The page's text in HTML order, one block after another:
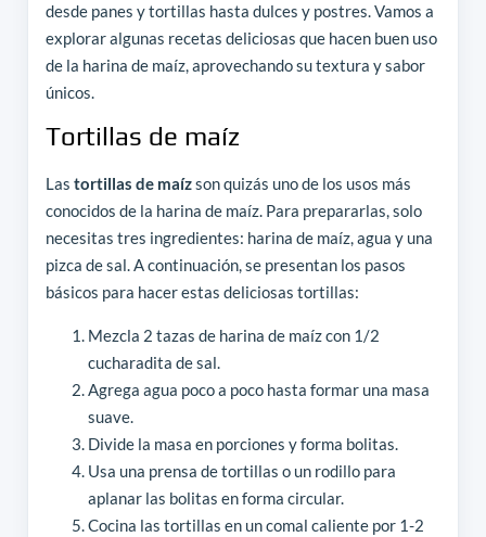
desde panes y tortillas hasta dulces y postres. Vamos a
explorar algunas recetas deliciosas que hacen buen uso
de la harina de maíz, aprovechando su textura y sabor
únicos.
Tortillas de maíz
Las tortillas de maízson quizás uno de los usos más
conocidos de la harina de maíz. Para prepararlas, solo
necesitas tres ingredientes: harina de maíz, agua y una
pizca de sal. A continuación, se presentan los pasos
básicos para hacer estas deliciosas tortillas:
Mezcla 2 tazas de harina de maíz con 1/2
cucharadita de sal.
Agrega agua poco a poco hasta formar una masa
suave.
Divide la masa en porciones y forma bolitas.
Usa una prensa de tortillas o un rodillo para
aplanar las bolitas en forma circular.
Cocina las tortillas en un comal caliente por 1-2